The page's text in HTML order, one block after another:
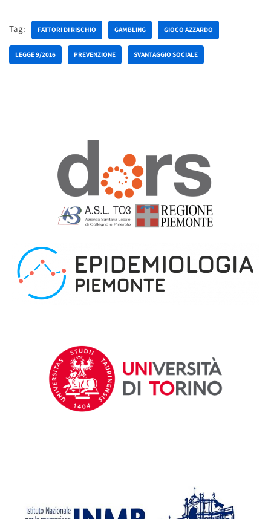
Tag: FATTORI DI RISCHIO GAMBLING GIOCO AZZARDO
LEGGE 9/2016 PREVENZIONE SVANTAGGIO SOCIALE